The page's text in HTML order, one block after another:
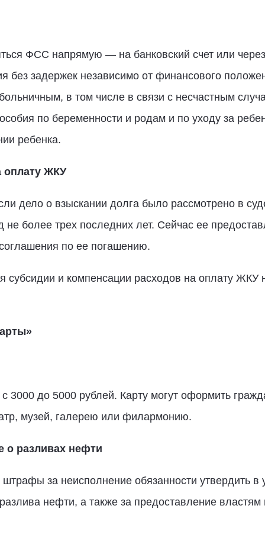
ФСС напрямую — на банковский счет или
без задержек независимо от финансового
в том числе в связи с несчастным
по беременности и родам и по уходу за
ребенка.
оплату ЖКУ
дело о взыскании долга было рассмотрено в
не более трех последних лет. Сейчас ее
по ее погашению.
субсидии и компенсации расходов на оплату ЖКУ
3000 до 5000 рублей. Карту могут оформить
музей, галерею или филармонию.
разливах нефти
за неисполнение обязанности утвердить в
нефти, а также за предоставление